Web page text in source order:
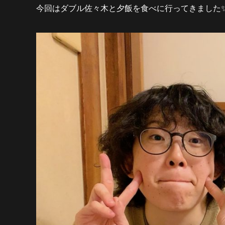
今回はダブル佐々木と夕飯を食べに行ってきました